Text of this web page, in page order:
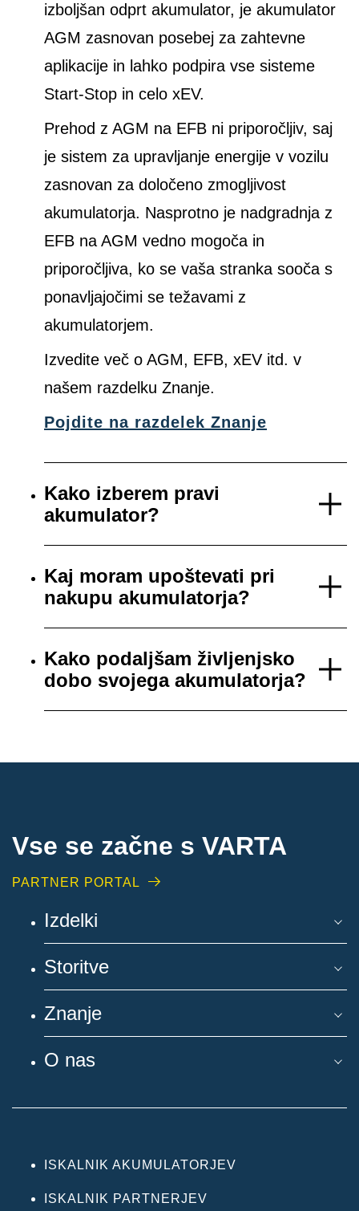
izboljšan odprt akumulator, je akumulator
AGM zasnovan posebej za zahtevne
aplikacije in lahko podpira vse sisteme
Start-Stop in celo xEV.
Prehod z AGM na EFB ni priporočljiv, saj
je sistem za upravljanje energije v vozilu
zasnovan za določeno zmogljivost
akumulatorja. Nasprotno je nadgradnja z
EFB na AGM vedno mogoča in
priporočljiva, ko se vaša stranka sooča s
ponavljajočimi se težavami z
akumulatorjem.
Izvedite več o AGM, EFB, xEV itd. v
našem razdelku Znanje.
Pojdite na razdelek Znanje
Kako izberem pravi
akumulator?
Kaj moram upoštevati pri
nakupu akumulatorja?
Kako podaljšam življenjsko
dobo svojega akumulatorja?
Vse se začne s VARTA
PARTNER PORTAL
Izdelki
Storitve
Znanje
O nas
ISKALNIK AKUMULATORJEV
ISKALNIK PARTNERJEV